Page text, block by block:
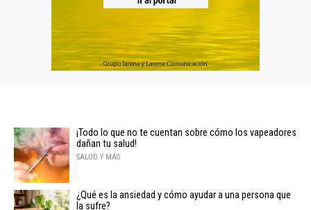
¡Todo lo que no te cuentan sobre cómo los vapeadores
dañan tu salud!
SALUD Y MÁS
¿Qué es la ansiedad y cómo ayudar a una persona que
la sufre?